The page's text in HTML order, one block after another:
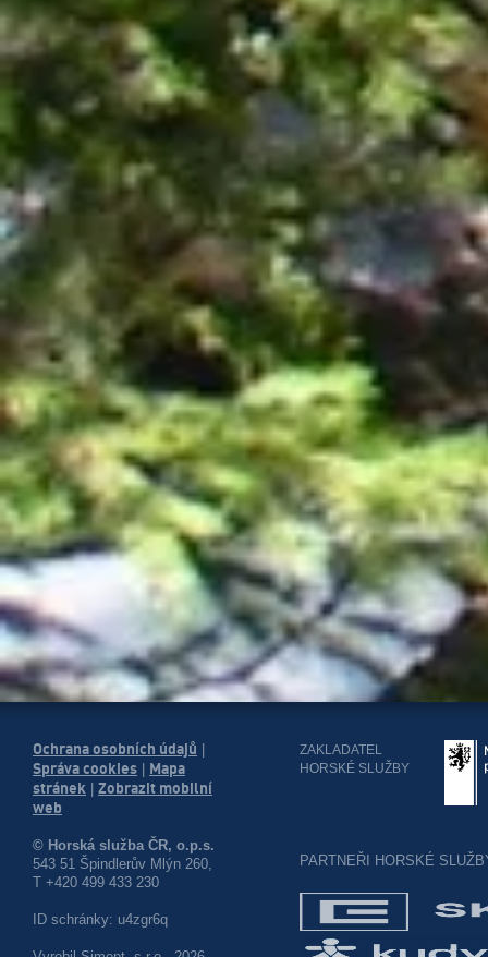
Ochrana osobních údajů
Správa cookies
Mapa
stránek
Zobrazit mobilní
web
© Horská služba ČR, o.p.s.
543 51 Špindlerův Mlýn 260,
T +420 499 433 230
ID schránky: u4zgr6q
ZAKLADATEL
HORSKÉ SLUŽBY
PARTNEŘI HORSKÉ